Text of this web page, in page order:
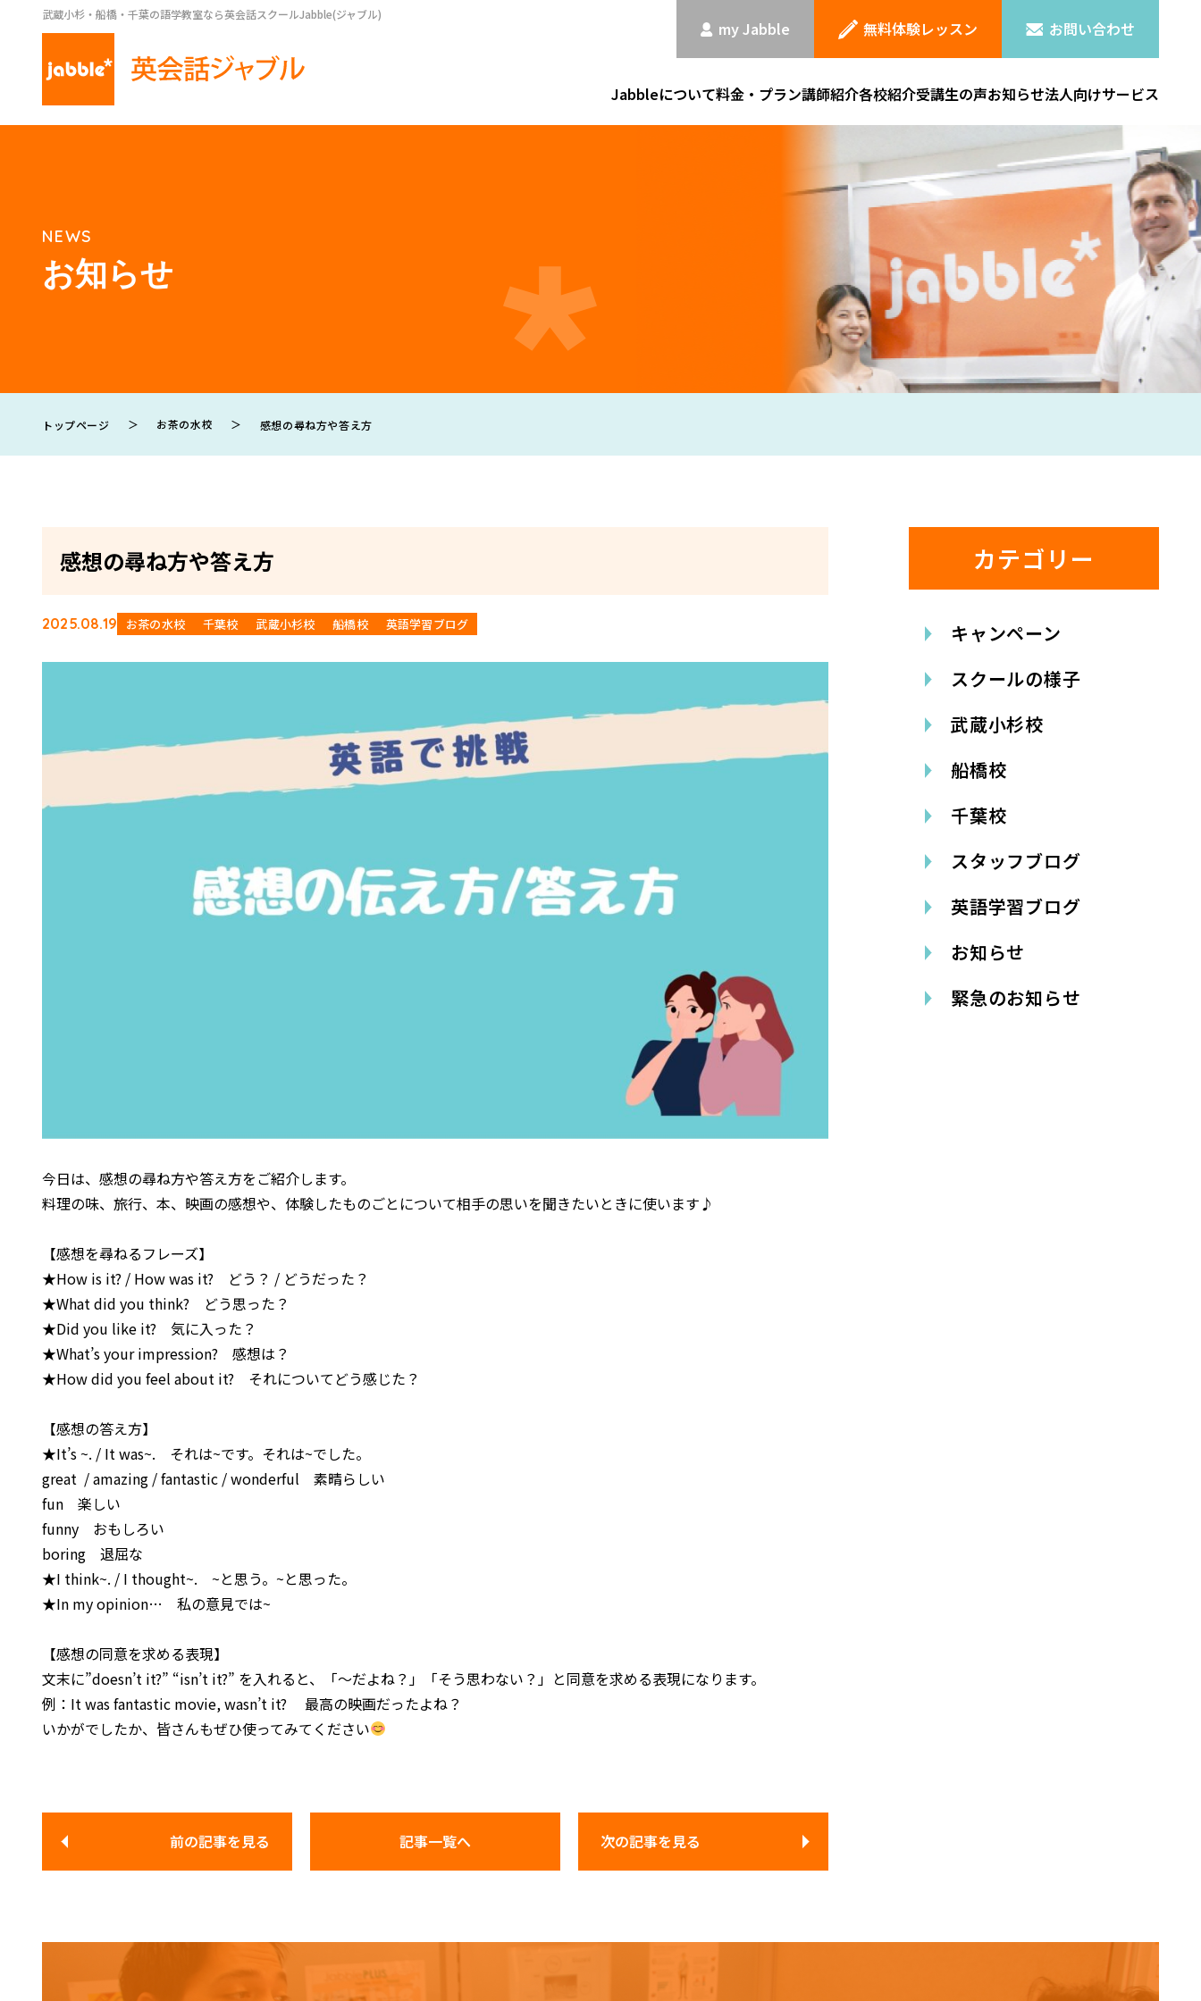
武蔵小杉・船橋・千葉の語学教室なら英会話スクールJabble(ジャブル)
my Jabble 無料体験レッスン お問い合わせ
Jabbleについて料金・プラン講師紹介各校紹介受講生の声お知らせ法人向けサービス
NEWS
お知らせ
トップページ ＞ お茶の水校 ＞ 感想の尋ね方や答え方
感想の尋ね方や答え方
2025.08.19 お茶の水校 千葉校 武蔵小杉校 船橋校 英語学習ブログ
今日は、感想の尋ね方や答え方をご紹介します。
料理の味、旅行、本、映画の感想や、体験したものごとについて相手の思いを聞きたいときに使います♪
【感想を尋ねるフレーズ】
★How is it? / How was it?
どう？ / どうだった？
★What did you think?
どう思った？
★Did you like it? 気に入った？
★What’s your impression? 感想は？
★How did you feel about it? それについてどう感じた？
【感想の答え方】
★It’s ~. / It was~. それは~です。それは~でした。
great / amazing / fantastic / wonderful 素晴らしい
fun 楽しい
funny おもしろい
boring 退屈な
★I think~. / I thought~. ~と思う。~と思った。
★In my opinion… 私の意見では~
【感想の同意を求める表現】
文末に”doesn’t it?” “isn’t it?” を入れると、「～だよね？」「そう思わない？」と同意を求める表現になります。
例：It was fantastic movie, wasn’t it? 最高の映画だったよね？
いかがでしたか、皆さんもぜひ使ってみてください
前の記事を見る 記事一覧へ 次の記事を見る
カテゴリー
キャンペーン
スクールの様子
武蔵小杉校
船橋校
千葉校
スタッフブログ
英語学習ブログ
お知らせ
緊急のお知らせ